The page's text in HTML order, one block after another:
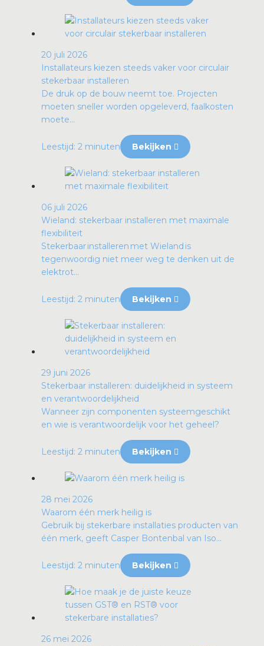
20 juli 2026
Installateurs kiezen steeds vaker voor circulair
stekerbaar installeren
De druk op de bouw neemt toe. Projecten
moeten sneller worden opgeleverd, faalkosten
moete...
Leestijd: 2 minuten Bekijken
06 juli 2026
Wieland: stekerbaar installeren met maximale
flexibiliteit
Stekerbaar installeren met Wieland is
tegenwoordig niet meer weg te denken uit de
elektrot...
Leestijd: 2 minuten Bekijken
29 juni 2026
Stekerbaar installeren: duidelijkheid in systeem
en verantwoordelijkheid
Wanneer zijn componenten systeemgeschikt
en wie is verantwoordelijk voor het geheel?
Leestijd: 2 minuten Bekijken
28 mei 2026
Waarom één merk heilig is
Gebruik bij stekerbare installaties producten van
één merk, geeft Casper Bontenbal van Iso...
Leestijd: 2 minuten Bekijken
26 mei 2026